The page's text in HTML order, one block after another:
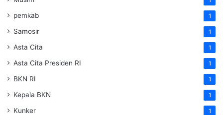
pemkab 1
Samosir 1
Asta Cita 1
Asta Cita Presiden RI 1
BKN RI 1
Kepala BKN 1
Kunker 1